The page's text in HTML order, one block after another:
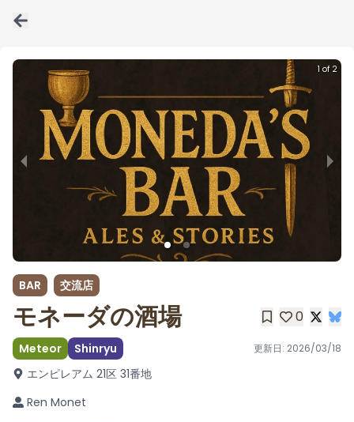
1 of 2
BAR 交流店
モネーダの酒場 0
Meteor Shinryu 更新日: 2026/03/18
エンピレアム 21区 31番地
Ren Monet